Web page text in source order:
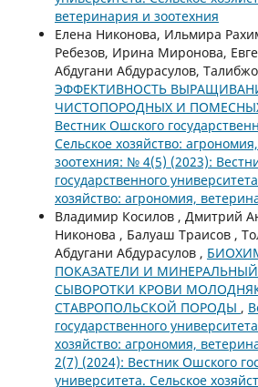
ветеринария и зоотехния
Елена Никонова, Ильмира
Ребезов, Ирина Миронова,
Абдугани Абдурасулов,
ЭФФЕКТИВНОСТЬ
ЧИСТОПОРОДНЫХ И
Вестник Ошского
Сельское хозяйство:
зоотехния: № 4(5) (2023):
государственного
хозяйство: агрономия,
Владимир Косилов , Дмитрий
Никонова , Балуаш Траисов ,
Абдугани Абдурасулов ,
ПОКАЗАТЕЛИ И
СЫВОРОТКИ КРОВИ
СТАВРОПОЛЬСКОЙ ПОРОДЫ ,
государственного
хозяйство: агрономия,
2(7) (2024): Вестник Ошского
университета. Сельское